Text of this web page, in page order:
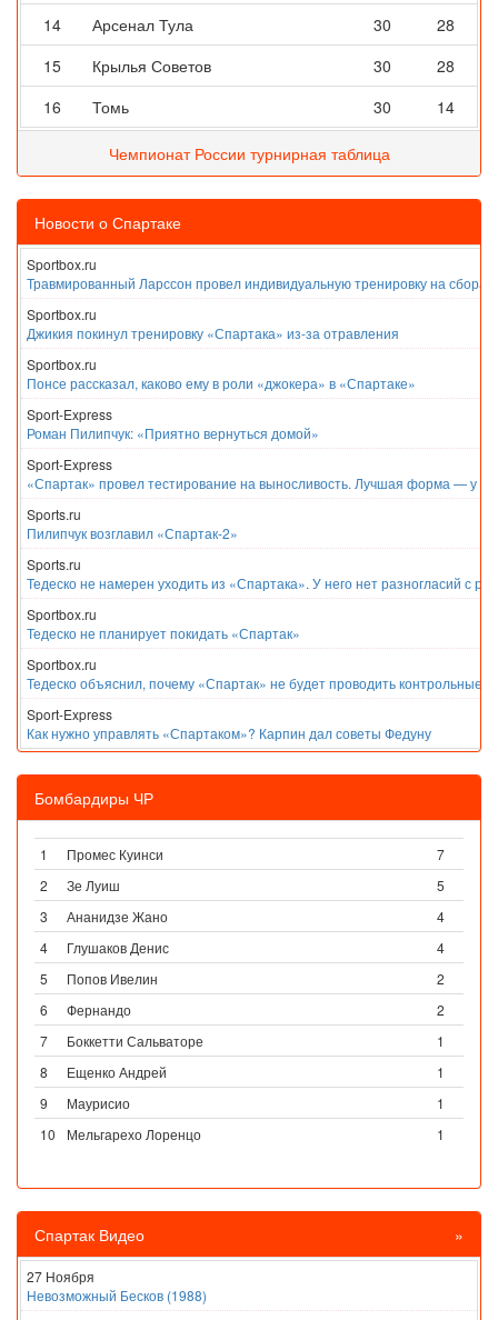
14
Арсенал Тула 30
28
15
Крылья Советов 30
28
16
Томь 30 14
Чемпионат России турнирная таблица
Новости о Спартаке
Sportbox.ru
Травмированный Ларссон провел индивидуальную тренировку на
Sportbox.ru
Джикия покинул тренировку «Спартака» из-за отравления
Sportbox.ru
Понсе рассказал, каково ему в роли «джокера» в «Спартаке»
Sport-Express
Роман Пилипчук: «Приятно вернуться домой»
Sport-Express
«Спартак» провел тестирование на выносливость. Лучшая форма — у
Sports.ru
Пилипчук возглавил «Спартак-2»
Sports.ru
Тедеско не намерен уходить из «Спартака». У него нет разногласий с
Sportbox.ru
Тедеско не планирует покидать «Спартак»
Sportbox.ru
Тедеско объяснил, почему «Спартак» не будет проводить контрольные
Sport-Express
Как нужно управлять «Спартаком»? Карпин дал советы Федуну
Бомбардиры ЧР
1 Промес Куинси
7
2
Зе Луиш
5
3
Ананидзе Жано
4
4
Глушаков Денис
4
5
Попов Ивелин
2
6
Фернандо
2
7
Боккетти Сальваторе
1
8
Ещенко Андрей
1
9
Маурисио
1
10
Мельгарехо Лоренцо 1
Спартак Видео »
27 Ноября
Невозможный Бесков (1988)